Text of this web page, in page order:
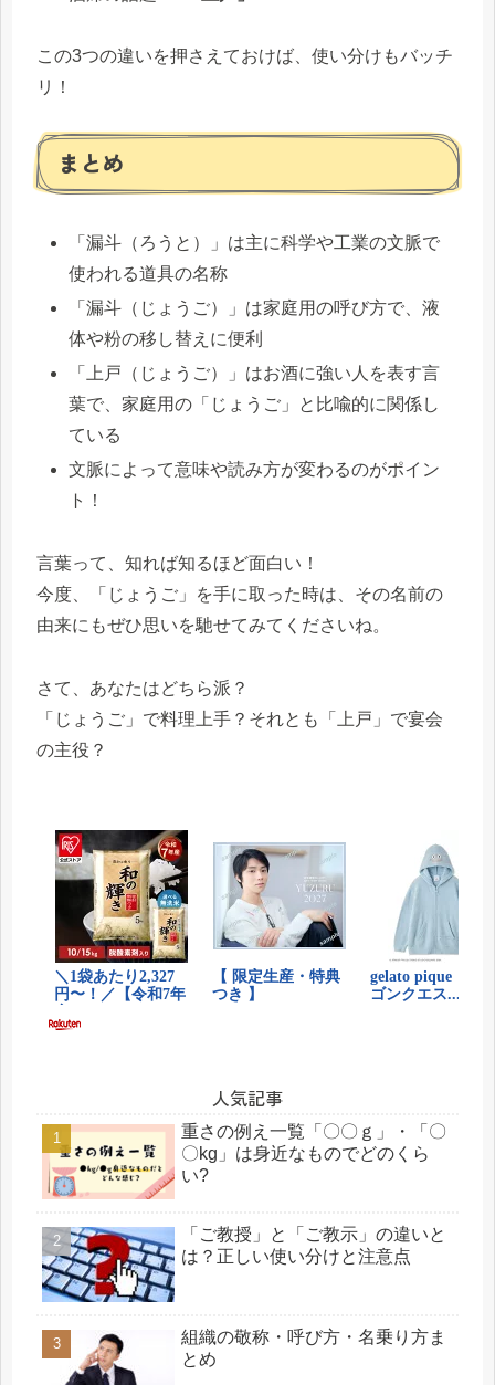
この3つの違いを押さえておけば、使い分けもバッチ
リ！
まとめ
「漏斗（ろうと）」は主に科学や工業の文脈で
使われる道具の名称
「漏斗（じょうご）」は家庭用の呼び方で、液
体や粉の移し替えに便利
「上戸（じょうご）」はお酒に強い人を表す言
葉で、家庭用の「じょうご」と比喩的に関係し
ている
文脈によって意味や読み方が変わるのがポイン
ト！
言葉って、知れば知るほど面白い！
今度、「じょうご」を手に取った時は、その名前の
由来にもぜひ思いを馳せてみてくださいね。
さて、あなたはどちら派？
「じょうご」で料理上手？それとも「上戸」で宴会
の主役？
人気記事
重さの例え一覧「〇〇ｇ」・「〇
〇kg」は身近なものでどのくら
い?
「ご教授」と「ご教示」の違いと
は？正しい使い分けと注意点
組織の敬称・呼び方・名乗り方ま
とめ